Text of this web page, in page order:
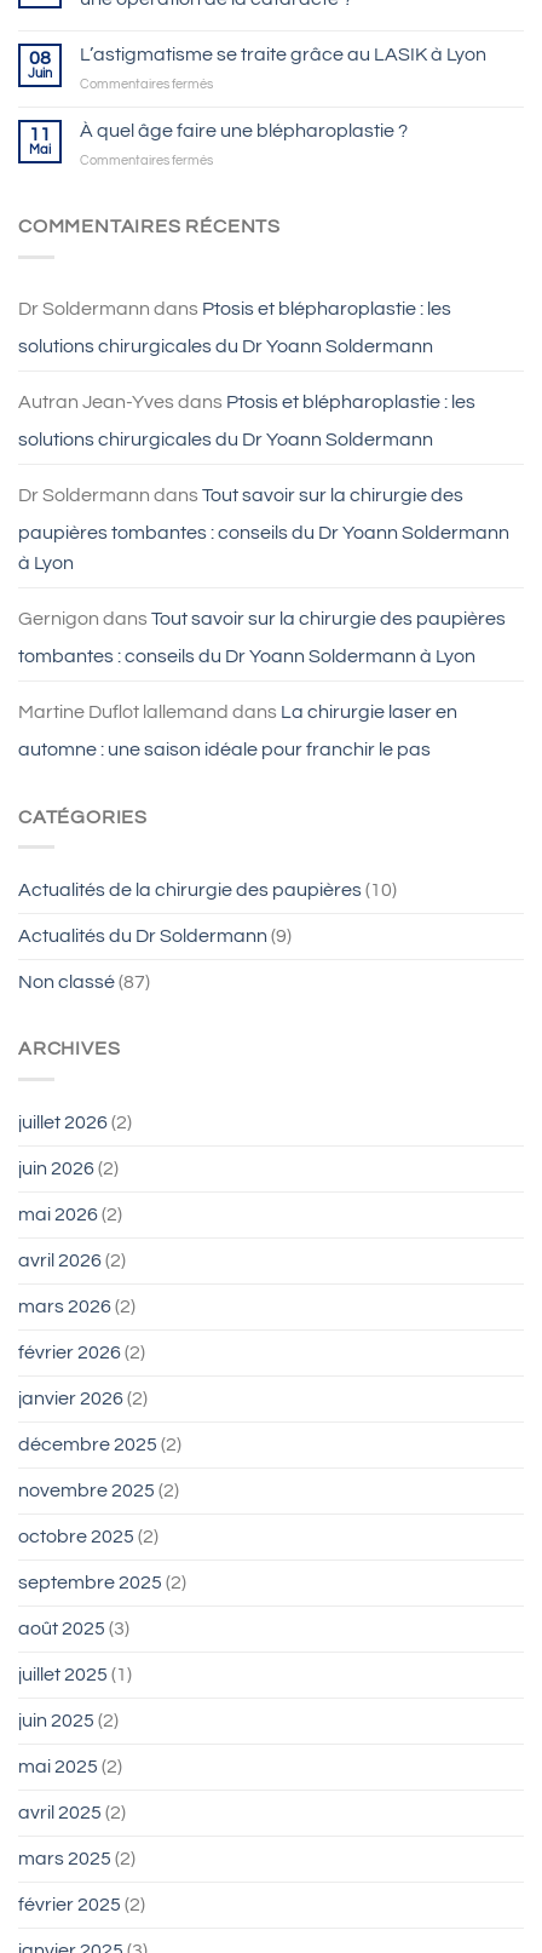
08
Juin
L’astigmatisme se traite grâce au LASIK à Lyon
Commentaires ferméssur
grâce
à
11
Mai
À quel âge faire une blépharoplastie ?
Commentaires ferméssur
âge
?
COMMENTAIRES RÉCENTS
Dr Soldermann dans Ptosis et blépharoplastie : les
solutions chirurgicales du Dr Yoann Soldermann
Autran Jean-Yves dans Ptosis et blépharoplastie : les
solutions chirurgicales du Dr Yoann Soldermann
Dr Soldermann dans Tout savoir sur la chirurgie des
paupières tombantes : conseils du Dr Yoann Soldermann
à Lyon
Gernigon dans Tout savoir sur la chirurgie des paupières
tombantes : conseils du Dr Yoann Soldermann à Lyon
Martine Duflot lallemand dans La chirurgie laser en
automne : une saison idéale pour franchir le pas
CATÉGORIES
Actualités de la chirurgie des paupières(10)
Actualités du Dr Soldermann (9)
Non classé(87)
ARCHIVES
juillet 2026(2)
juin 2026(2)
mai 2026(2)
avril 2026(2)
mars 2026(2)
février 2026(2)
janvier 2026(2)
décembre 2025 (2)
novembre 2025 (2)
octobre 2025 (2)
septembre 2025 (2)
août 2025 (3)
juillet 2025 (1)
juin 2025 (2)
mai 2025 (2)
avril 2025 (2)
mars 2025 (2)
février 2025 (2)